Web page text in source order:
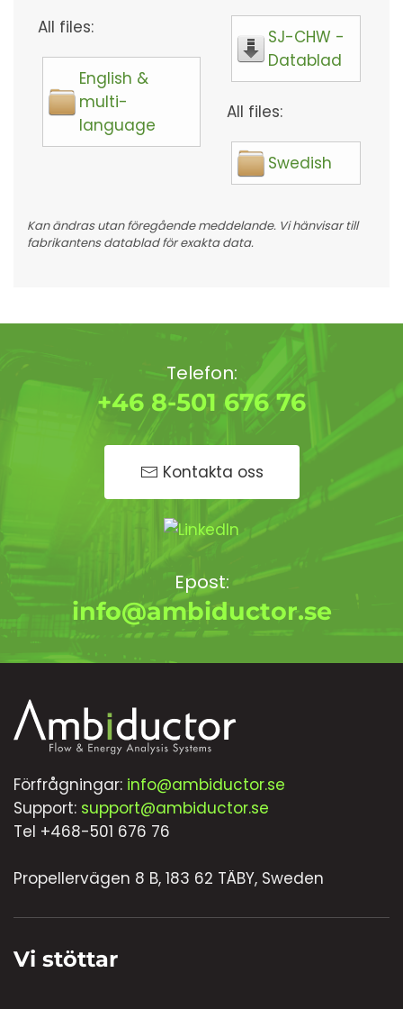
All files:
English &
multi-
language
SJ-CHW -
Datablad
All files:
Swedish
Kan ändras utan föregående meddelande. Vi hänvisar till
fabrikantens datablad för exakta data.
Telefon:
+46 8-501 676 76
Kontakta oss
Epost:
info@ambiductor.se
Förfrågningar: info@ambiductor.se
Support: support@ambiductor.se
Tel +468-501 676 76
Propellervägen 8 B, 183 62 TÄBY, Sweden
Vi stöttar